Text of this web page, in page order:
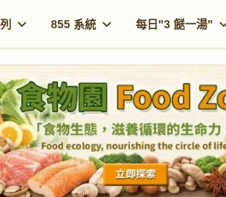
855 系統 每日"3 餸一湯"